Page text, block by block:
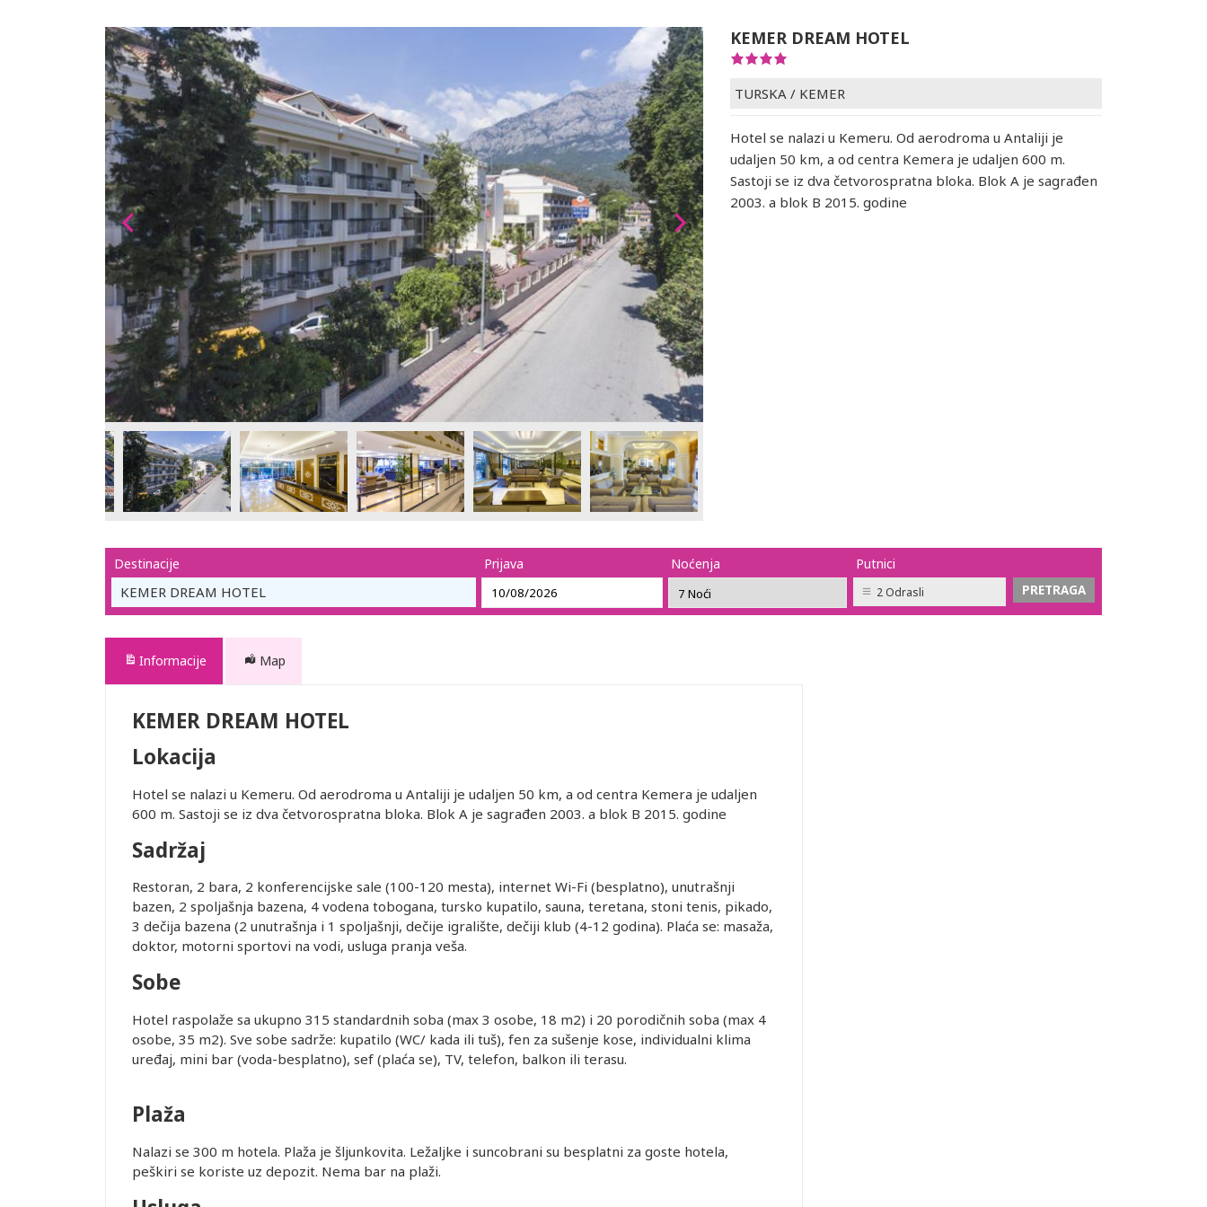
KEMER DREAM HOTEL
TURSKA / KEMER
Hotel se nalazi u Kemeru. Od aerodroma u Antaliji je
udaljen 50 km, a od centra Kemera je udaljen 600 m.
Sastoji se iz dva četvorospratna bloka. Blok A je sagrađen
2003. a blok B 2015. godine
Destinacije
KEMER DREAM HOTEL
Prijava Noćenja Putnici
2 Odrasli
Informacije Map
KEMER DREAM HOTEL
Lokacija
Hotel se nalazi u Kemeru. Od aerodroma u Antaliji je udaljen 50 km, a od centra Kemera je udaljen
600 m. Sastoji se iz dva četvorospratna bloka. Blok A je sagrađen 2003. a blok B 2015. godine
Sadržaj
Restoran, 2 bara, 2 konferencijske sale (100-120 mesta), internet Wi-Fi (besplatno), unutrašnji
bazen, 2 spoljašnja bazena, 4 vodena tobogana, tursko kupatilo, sauna, teretana, stoni tenis, pikado,
3 dečija bazena (2 unutrašnja i 1 spoljašnji, dečije igralište, dečiji klub (4-12 godina). Plaća se: masaža,
doktor, motorni sportovi na vodi, usluga pranja veša.
Sobe
Hotel raspolaže sa ukupno 315 standardnih soba (max 3 osobe, 18 m2) i 20 porodičnih soba (max 4
osobe, 35 m2). Sve sobe sadrže: kupatilo (WC/ kada ili tuš), fen za sušenje kose, individualni klima
uređaj, mini bar (voda-besplatno), sef (plaća se), TV, telefon, balkon ili terasu.
Plaža
Nalazi se 300 m hotela. Plaža je šljunkovita. Ležaljke i suncobrani su besplatni za goste hotela,
peškiri se koriste uz depozit. Nema bar na plaži.